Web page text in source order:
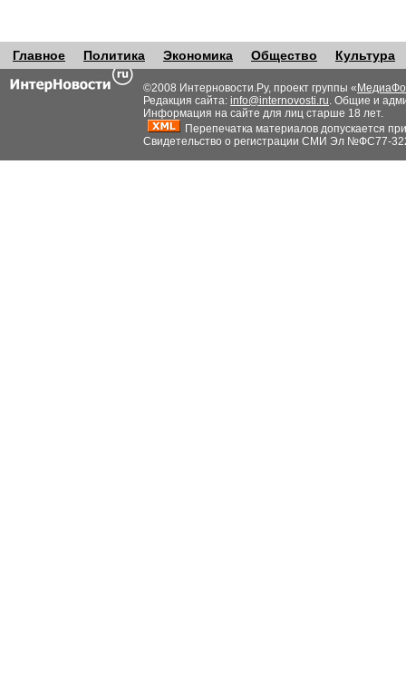
Главное Политика Экономика Общество Культура
©2008 Интерновости.Ру, проект группы «
Редакция сайта: info@internovosti.ru. Общие и
Информация на сайте для лиц старше 18 лет.
Перепечатка материалов допускается
Свидетельство о регистрации СМИ Эл №ФС77-